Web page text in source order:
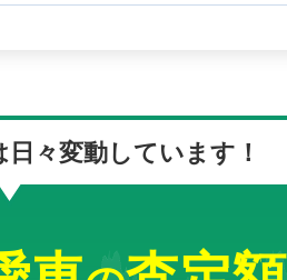
日々変動しています！